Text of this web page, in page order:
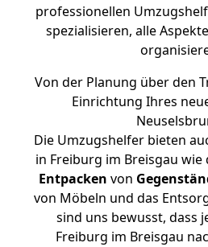
professionellen
spezialisieren, alle
Von der Planung über den
Einrichtung Ihres
Die Umzugshelfer bieten
in Freiburg im Breisgau wie
Entpacken von
von Möbeln und das
sind uns bewusst, dass
Freiburg im Breisgau